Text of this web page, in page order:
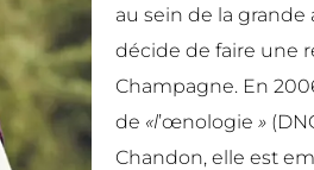
au sein de la grande
décide de faire une
Champagne. En
de «l’œnologie »
Chandon, elle est